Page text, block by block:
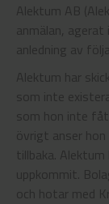
Alektum AB
anmälan,
anledning av
Alektum har
som inte
som hon inte
övrigt anser
tillbaka.
uppkommit.
och hotar med